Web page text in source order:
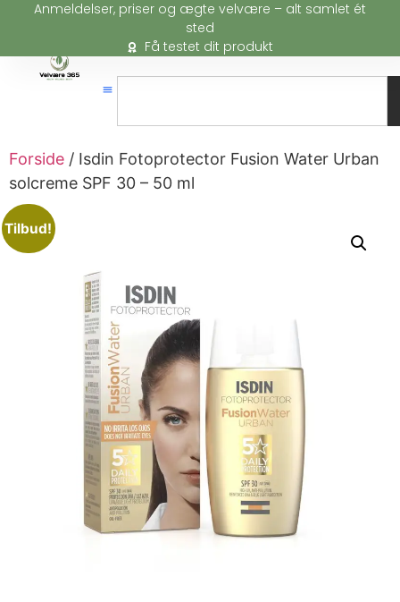
Anmeldelser, priser og ægte velvære – alt samlet ét
sted
Få testet dit produkt
Forside / Isdin Fotoprotector Fusion Water Urban
solcreme SPF 30 – 50 ml
Tilbud!